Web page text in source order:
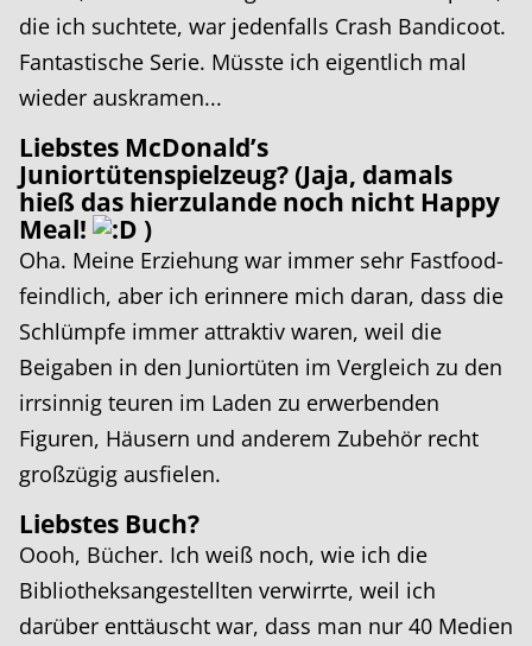
die ich suchtete, war jedenfalls Crash Bandicoot.
Fantastische Serie. Müsste ich eigentlich mal
wieder auskramen...
Liebstes McDonald’s
Juniortütenspielzeug? (Jaja, damals
hieß das hierzulande noch nicht Happy
Meal! )
Oha. Meine Erziehung war immer sehr Fastfood-
feindlich, aber ich erinnere mich daran, dass die
Schlümpfe immer attraktiv waren, weil die
Beigaben in den Juniortüten im Vergleich zu den
irrsinnig teuren im Laden zu erwerbenden
Figuren, Häusern und anderem Zubehör recht
großzügig ausfielen.
Liebstes Buch?
Oooh, Bücher. Ich weiß noch, wie ich die
Bibliotheksangestellten verwirrte, weil ich
darüber enttäuscht war, dass man nur 40 Medien